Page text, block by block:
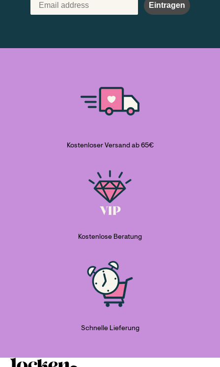
Eintragen
Kostenloser Versand ab 65€
Kostenlose Beratung
Schnelle Lieferung